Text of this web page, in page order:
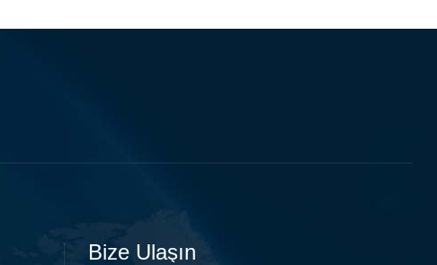
Bize Ulaşın